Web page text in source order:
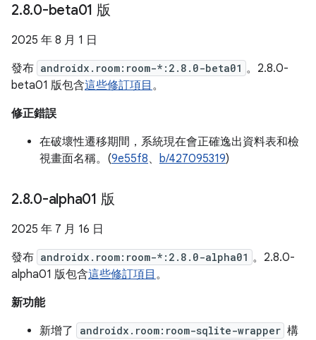
2.8.0-beta01 版
2025 年 8 月 1 日
發布 androidx.room:room-*:2.8.0-beta01 。2.8.0-
beta01 版包含這些修訂項目 。
修正錯誤
在破壞性遷移期間，系統現在會正確逸出資料表和檢
視畫面名稱。(9e55f8、 b/427095319)
2.8.0-alpha01 版
2025 年 7 月 16 日
發布 androidx.room:room-*:2.8.0-alpha01 。2.8.0-
alpha01 版包含這些修訂項目 。
新功能
新增了
androidx.room:room-sqlite-wrapper 構